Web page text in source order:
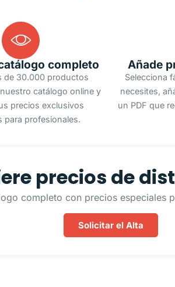
completo
de 30.000 productos
catálogo online y
precios exclusivos
para profesionales.
Añade
Selecciona
necesites,
un PDF que
precios de
completo con precios especiales
Solicitar el Alta